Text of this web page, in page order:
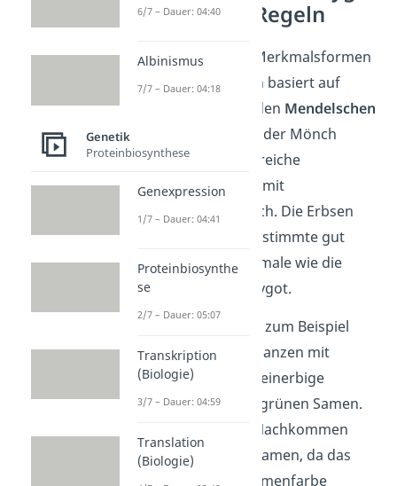
Mendelsche Regeln
Die Vererbung der Merkmalsformen
an die Nachkommen basiert auf
speziellen Regeln – den Mendelschen
Regeln
. Dazu führte der Mönch
Gregor Mendel zahlreiche
Kreuzungsversuche mit
Erbsenpflanzen durch. Die Erbsen
waren jeweils auf bestimmte gut
beobachtbare Merkmale wie die
Samenfarbe homozygot.
Mendel kreuzte also zum Beispiel
reinerbige Erbsenpflanzen mit
gelben Samen und reinerbige
Erbsenpflanzen mit grünen Samen.
Die heterozygoten Nachkommen
besaßen alle gelbe Samen, da das
Allel für die gelbe Samenfarbe
6/7 – Dauer: 04:40
Albinismus
7/7 – Dauer: 04:18
Genetik
Proteinbiosynthese
Genexpression
1/7 – Dauer: 04:41
Proteinbiosynthe
se
2/7 – Dauer: 05:07
Transkription
(Biologie)
3/7 – Dauer: 04:59
Translation
(Biologie)